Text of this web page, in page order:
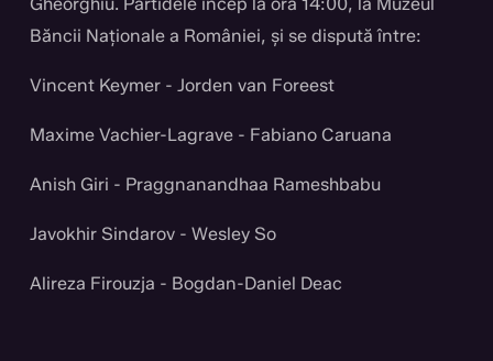
Băncii Naționale a României, și se dispută între:
Vincent Keymer - Jorden van Foreest
Maxime Vachier-Lagrave - Fabiano Caruana
Anish Giri - Praggnanandhaa Rameshbabu
Javokhir Sindarov - Wesley So
Alireza Firouzja - Bogdan-Daniel Deac